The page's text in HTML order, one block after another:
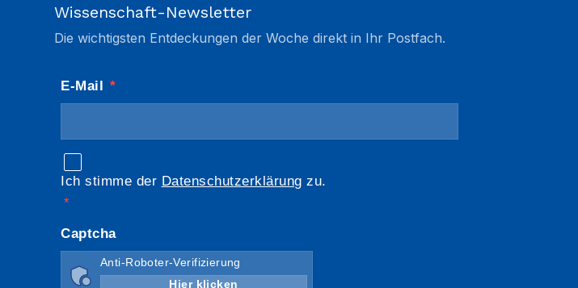
Wissenschaft-Newsletter
Die wichtigsten Entdeckungen der Woche direkt in Ihr Postfach.